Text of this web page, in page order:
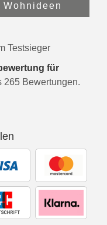
Wohnideen
Testsieger
für
265 Bewertungen.